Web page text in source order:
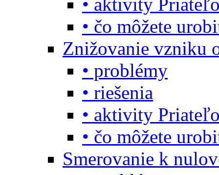
• čo môžete
Znižovanie vzniku
• problémy
• riešenia
• aktivity
• čo môžete
Smerovanie k